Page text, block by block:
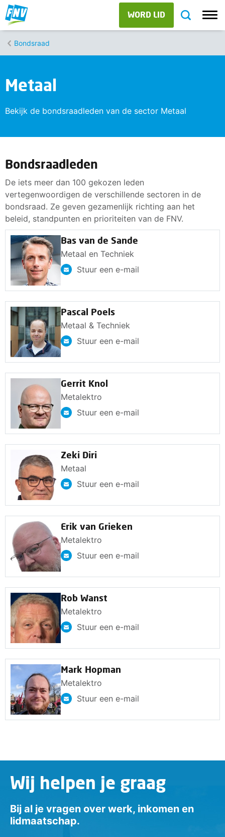
WORD LID
Bondsraad
Metaal
Bekijk de bondsraadleden van de sector Metaal
Bondsraadleden
De iets meer dan 100 gekozen leden
vertegenwoordigen de verschillende sectoren in de
bondsraad. Ze geven gezamenlijk richting aan het
beleid, standpunten en prioriteiten van de FNV.
Bas van de Sande
Metaal en Techniek
Stuur een e-mail
Pascal Poels
Metaal & Techniek
Stuur een e-mail
Gerrit Knol
Metalektro
Stuur een e-mail
Zeki Diri
Metaal
Stuur een e-mail
Erik van Grieken
Metalektro
Stuur een e-mail
Rob Wanst
Metalektro
Stuur een e-mail
Mark Hopman
Metalektro
Stuur een e-mail
Wij helpen je graag
Bij al je vragen over werk, inkomen en
lidmaatschap.